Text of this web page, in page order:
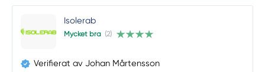
Isolerab
Mycket bra (2)
Verifierat av Johan Mårtensson